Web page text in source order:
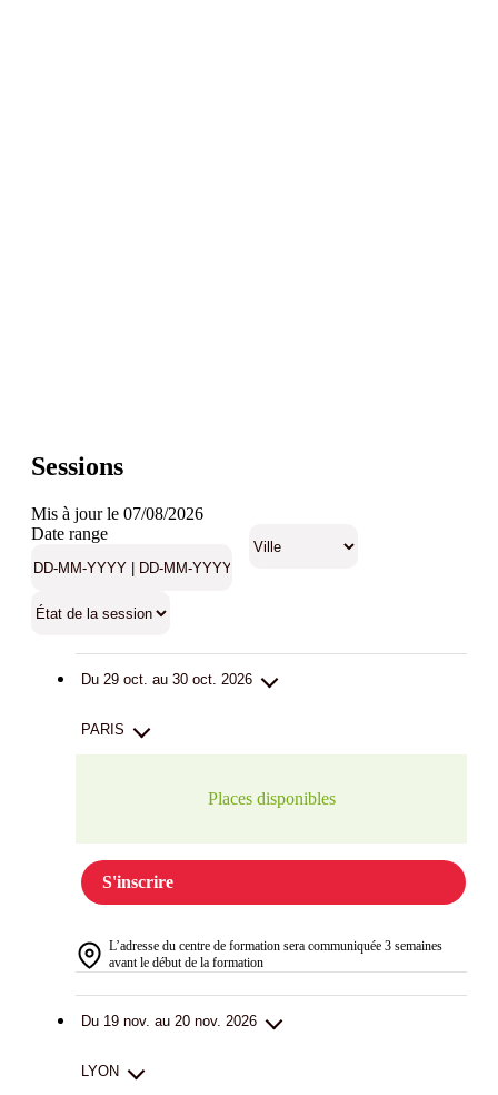
Sessions
Mis à jour le 07/08/2026
Date range
Du 29 oct. au 30 oct. 2026
PARIS
Places disponibles
S'inscrire
L’adresse du centre de formation sera communiquée 3 semaines
avant le début de la formation
Du 19 nov. au 20 nov. 2026
LYON